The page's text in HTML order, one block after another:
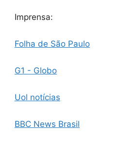
Imprensa:
Folha de São Paulo
G1 - Globo
Uol notícias
BBC News Brasil